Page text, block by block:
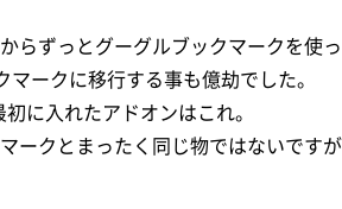
ずっとグーグルブックマークを使
マークに移行する事も億劫でした。
に入れたアドオンはこれ。
ークとまったく同じ物ではないです